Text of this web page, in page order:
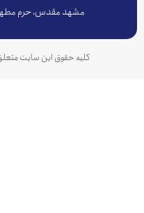
مشهد مقدس، حرم مطهر رضوی،
کلیه حقوق این سایت متعلق به